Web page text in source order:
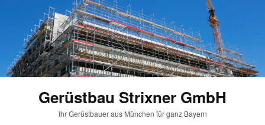
Gerüstbau Strixner GmbH
Ihr Gerüstbauer aus München für ganz Bayern